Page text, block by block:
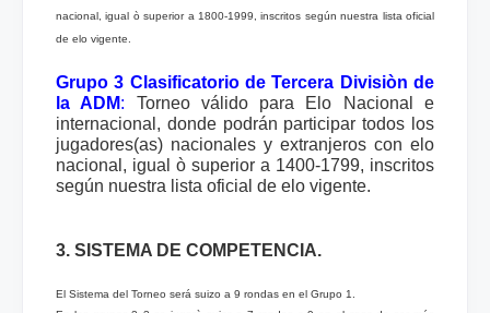
nacional, igual ò superior a 1800-1999, inscritos según nuestra lista oficial
de elo vigente.
Grupo 3 Clasificatorio de Tercera Divisiòn de
la ADM: Torneo válido para Elo Nacional e
internacional, donde podrán participar todos los
jugadores(as) nacionales y extranjeros con elo
nacional, igual ò superior a 1400-1799, inscritos
según nuestra lista oficial de elo vigente.
3. SISTEMA DE COMPETENCIA.
El Sistema del Torneo será suizo a 9 rondas en el Grupo 1.